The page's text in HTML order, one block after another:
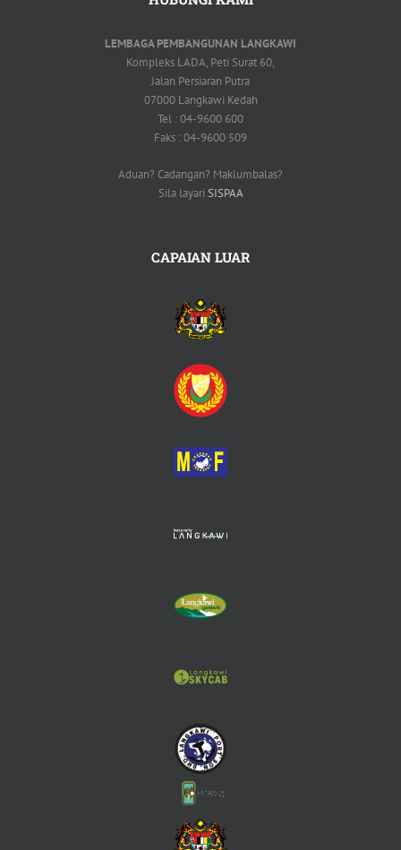
LEMBAGA PEMBANGUNAN LANGKAWI
Kompleks LADA, Peti Surat 60,
Jalan Persiaran Putra
07000 Langkawi Kedah
Tel : 04-9600 600
Faks : 04-9600 509
Aduan? Cadangan? Maklumbalas?
Sila layari SISPAA
CAPAIAN LUAR